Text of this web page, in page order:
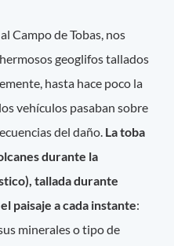
Campo de Tobas, nos
geoglifos tallados
hasta hace poco la
vehículos pasaban sobre
del daño. La toba
durante la
tallada durante
paisaje a cada instante:
minerales o tipo de